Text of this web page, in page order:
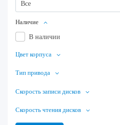
Все
Наличие
В наличии
Цвет корпуса
Тип привода
Скорость записи дисков
Скорость чтения дисков